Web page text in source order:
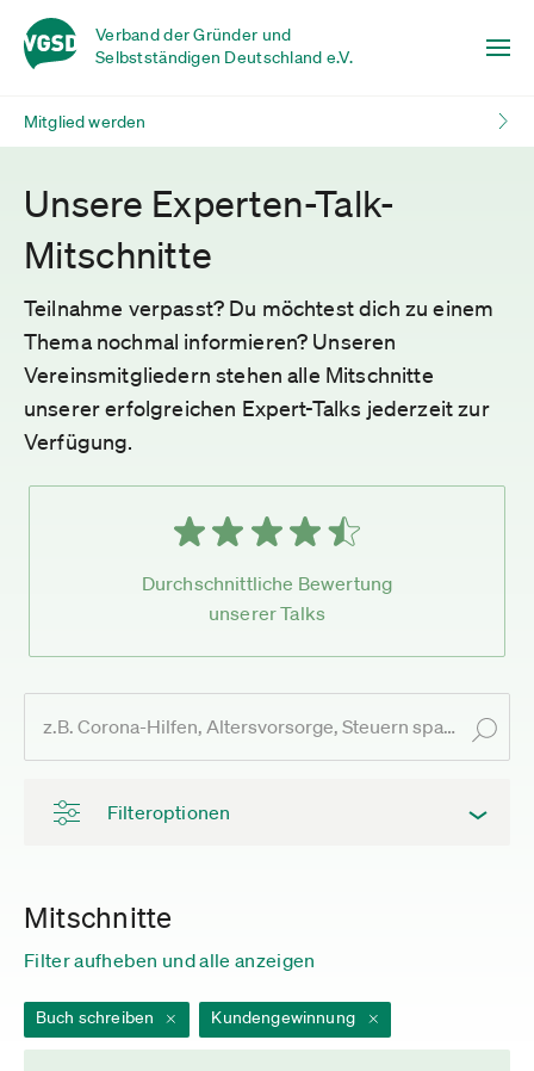
Verband der Gründer und
Selbstständigen Deutschland e.V.
Mitglied werden
Unsere Experten-Talk-
Mitschnitte
Teilnahme verpasst? Du möchtest dich zu einem
Thema nochmal informieren? Unseren
Vereinsmitgliedern stehen alle Mitschnitte
unserer erfolgreichen Expert-Talks jederzeit zur
Verfügung.
Durchschnittliche Bewertung
unserer Talks
Filteroptionen
Mitschnitte
Filter aufheben und alle anzeigen
Buch schreiben Kundengewinnung